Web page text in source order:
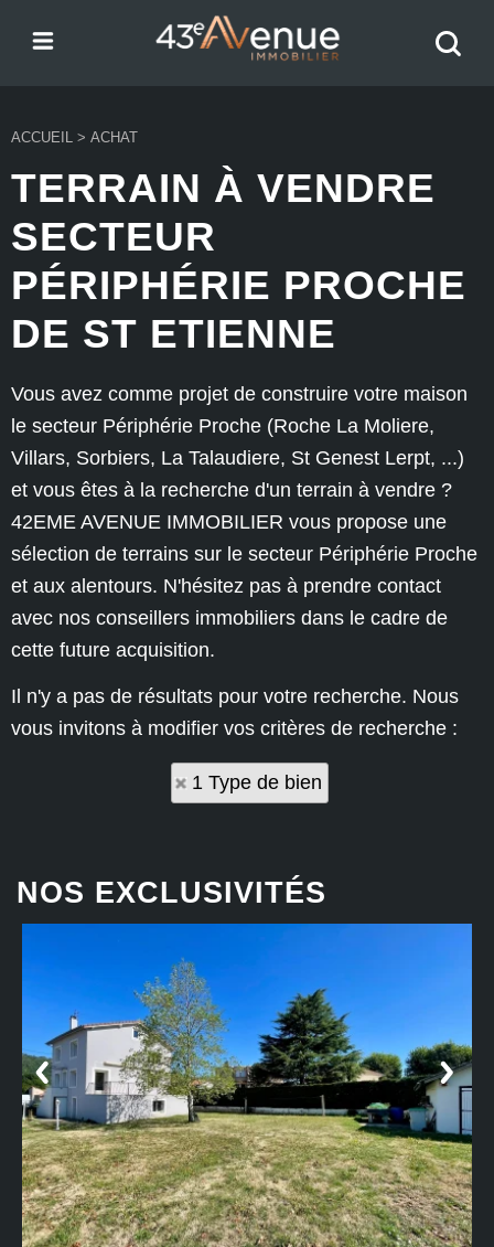
ACCUEIL > ACHAT
TERRAIN À VENDRE
SECTEUR
PÉRIPHÉRIE PROCHE
DE ST ETIENNE
Vous avez comme projet de construire votre maison
le secteur Périphérie Proche (Roche La Moliere,
Villars, Sorbiers, La Talaudiere, St Genest Lerpt, ...)
et vous êtes à la recherche d'un terrain à vendre ?
42EME AVENUE IMMOBILIER vous propose une
sélection de terrains sur le secteur Périphérie Proche
et aux alentours. N'hésitez pas à prendre contact
avec nos conseillers immobiliers dans le cadre de
cette future acquisition.
Il n'y a pas de résultats pour votre recherche. Nous
vous invitons à modifier vos critères de recherche :
1 Type de bien
NOS EXCLUSIVITÉS